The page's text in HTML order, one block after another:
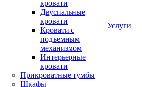
кровати
Двуспальные
кровати
Кровати с
подъемным
механизмом
Интерьерные
кровати
Прикроватные тумбы
Шкафы
Услуги